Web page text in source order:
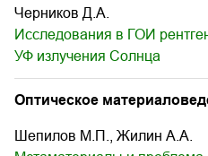
Черников Д.А.
Исследования в ГОИ
УФ излучения Солнца
Оптическое
Шепилов М.П., Жилин А.А.